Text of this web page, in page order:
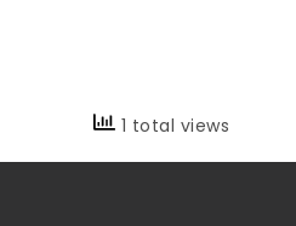
1 total views